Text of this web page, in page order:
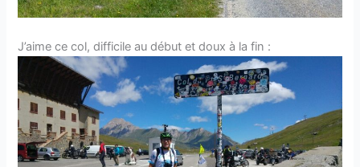
J’aime ce col, difficile au début et doux à la fin :